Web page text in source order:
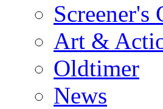
Screener's
Art &
Oldtimer
News